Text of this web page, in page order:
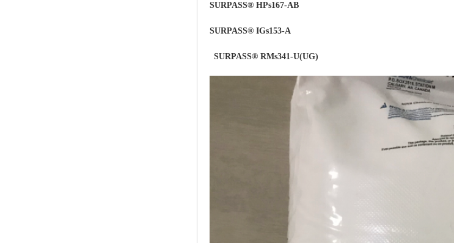
SURPASS® HPs167-AB
SURPASS® IGs153-A
SURPASS® RMs341-U(UG)